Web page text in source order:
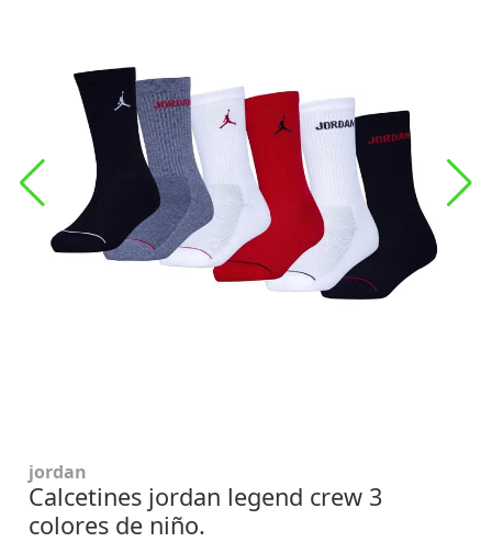
jordan
Calcetines jordan legend crew 3
colores de niño.